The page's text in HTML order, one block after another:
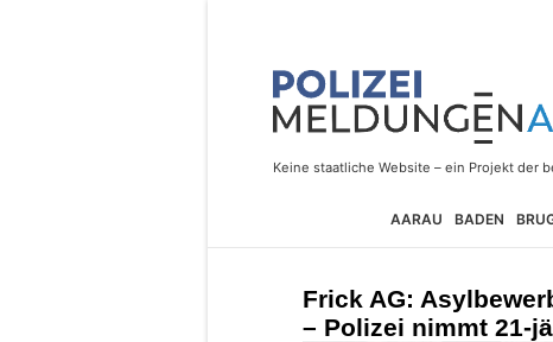
AARAU BADEN
Frick AG:
– Polizei nimmt 21-